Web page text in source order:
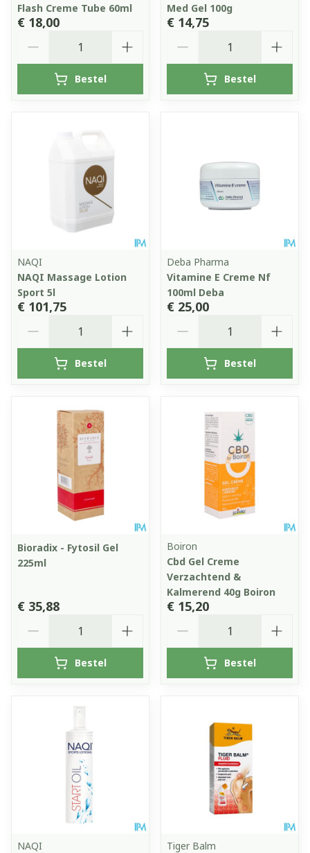
Flash Creme Tube 60ml
€ 18,00
Bestel
Med Gel 100g
€ 14,75
Bestel
NAQI
NAQI Massage Lotion
Sport 5l
€ 101,75
Bestel
Deba Pharma
Vitamine E Creme Nf
100ml Deba
€ 25,00
Bestel
Bioradix - Fytosil Gel
225ml
€ 35,88
Bestel
Boiron
Cbd Gel Creme
Verzachtend &
Kalmerend 40g Boiron
€ 15,20
Bestel
NAQI
Tiger Balm